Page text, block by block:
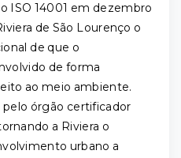
ISO 14001 em dezembro
de São Lourenço o
de que o
de forma
ao meio ambiente.
órgão certificador
a Riviera o
urbano a